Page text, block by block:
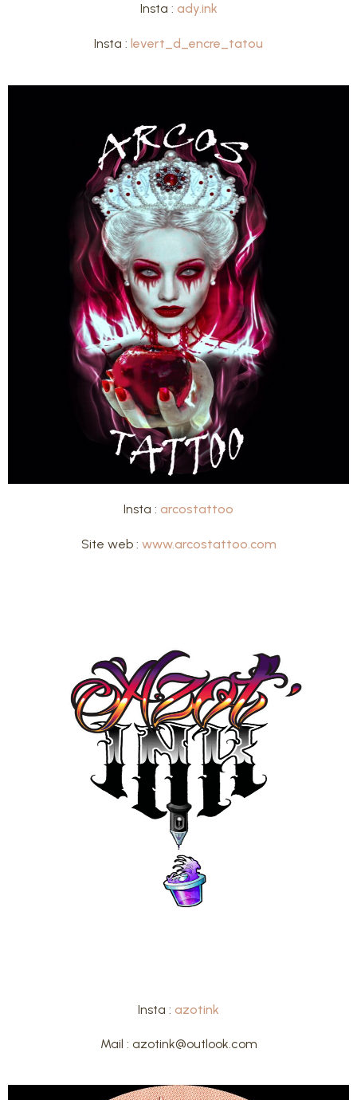
Insta : ady.ink
Insta : levert_d_encre_tatou
Insta : arcostattoo
Site web : www.arcostattoo.com
Insta : azotink
Mail : azotink@outlook.com